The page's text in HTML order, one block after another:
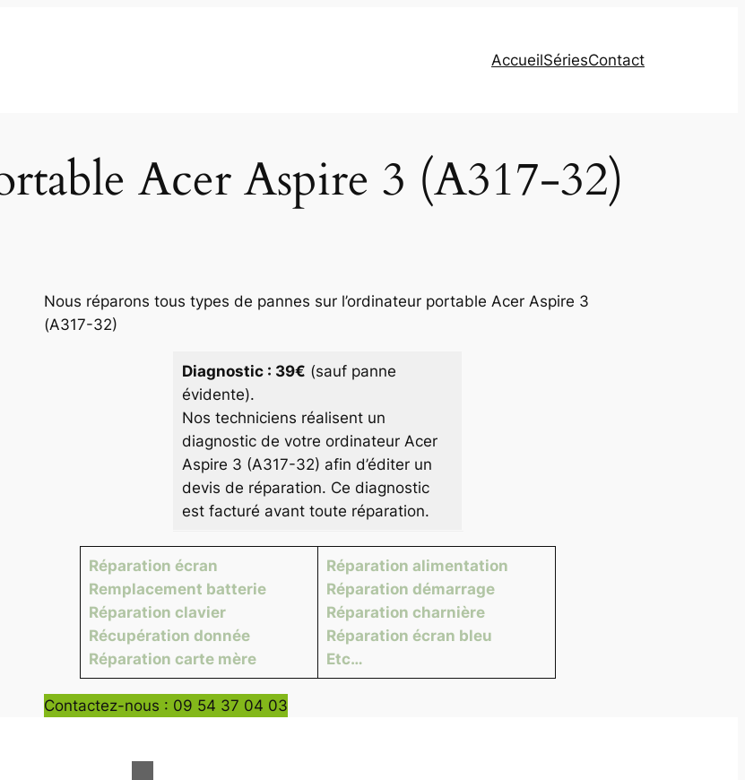
AccueilSériesContact
Acer Aspire 3 (A317-32)
Nous réparons tous types de pannes sur l’ordinateur portable Acer Aspire 3
(A317-32)
Diagnostic : 39€ (sauf panne
évidente).
Nos techniciens réalisent un
diagnostic de votre ordinateur Acer
Aspire 3 (A317-32) afin d’éditer un
devis de réparation. Ce diagnostic
est facturé avant toute réparation.
Réparation écran
Remplacement batterie
Réparation clavier
Récupération donnée
Réparation carte mère
Réparation alimentation
Réparation démarrage
Réparation charnière
Réparation écran bleu
Etc…
Contactez-nous : 09 54 37 04 03